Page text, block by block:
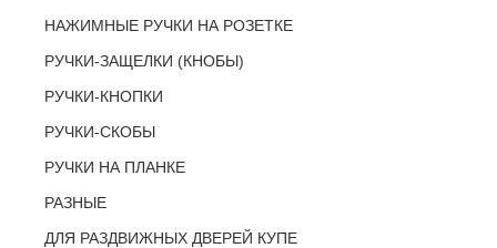
НАЖИМНЫЕ РУЧКИ НА РОЗЕТКЕ
РУЧКИ-ЗАЩЕЛКИ (КНОБЫ)
РУЧКИ-КНОПКИ
РУЧКИ-СКОБЫ
РУЧКИ НА ПЛАНКЕ
РАЗНЫЕ
ДЛЯ РАЗДВИЖНЫХ ДВЕРЕЙ КУПЕ